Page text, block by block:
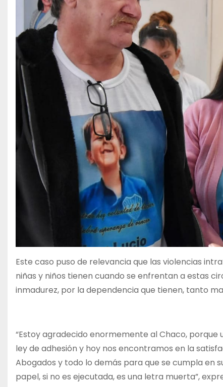
Este caso puso de relevancia que las violencias
niñas y niños tienen cuando se enfrentan a estas
inmadurez, por la dependencia que tienen, tanto
“Estoy agradecido enormemente al Chaco,
ley de adhesión y hoy nos encontramos en la
Abogados y todo lo demás para que se cumpla en
papel, si no es ejecutada, es una letra muerta”,